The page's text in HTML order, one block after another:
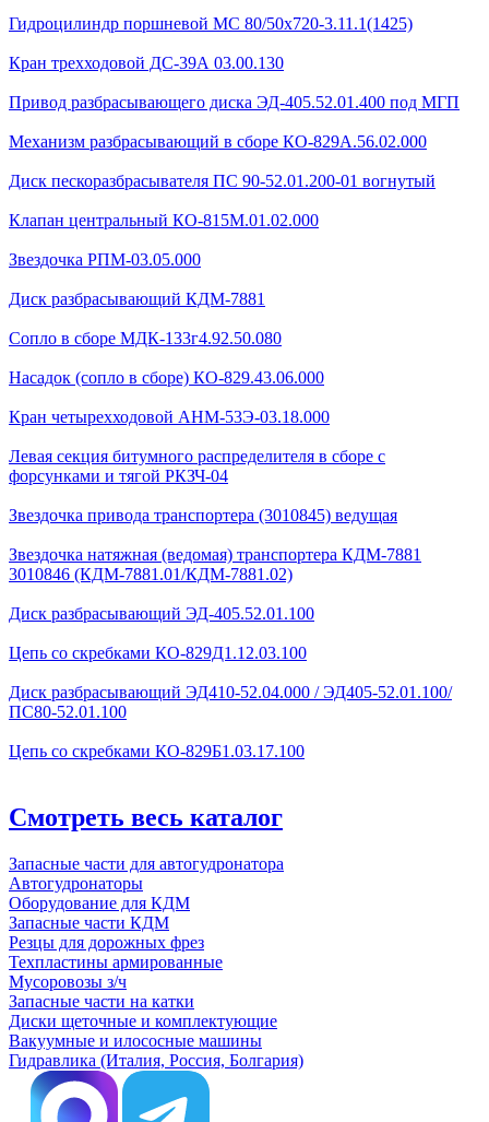
Гидроцилиндр поршневой МС 80/50х720-3.11.1(1425)
Кран трехходовой ДС-39А 03.00.130
Привод разбрасывающего диска ЭД-405.52.01.400 под МГП
Механизм разбрасывающий в сборе КО-829А.56.02.000
Диск пескоразбрасывателя ПС 90-52.01.200-01 вогнутый
Клапан центральный КО-815М.01.02.000
Звездочка РПМ-03.05.000
Диск разбрасывающий КДМ-7881
Сопло в сборе МДК-133г4.92.50.080
Насадок (сопло в сборе) КО-829.43.06.000
Кран четырехходовой AHМ-53Э-03.18.000
Левая секция битумного распределителя в сборе с
форсунками и тягой РКЗЧ-04
Звездочка привода транспортера (3010845) ведущая
Звездочка натяжная (ведомая) транспортера КДМ-7881
3010846 (КДМ-7881.01/КДМ-7881.02)
Диск разбрасывающий ЭД-405.52.01.100
Цепь со скребками КО-829Д1.12.03.100
Диск разбрасывающий ЭД410-52.04.000 / ЭД405-52.01.100/
ПС80-52.01.100
Цепь со скребками КО-829Б1.03.17.100
Смотреть весь каталог
Запасные части для автогудронатора
Автогудронаторы
Оборудование для КДМ
Запасные части КДМ
Резцы для дорожных фрез
Техпластины армированные
Мусоровозы з/ч
Запасные части на катки
Диски щеточные и комплектующие
Вакуумные и илососные машины
Гидравлика (Италия, Россия, Болгария)